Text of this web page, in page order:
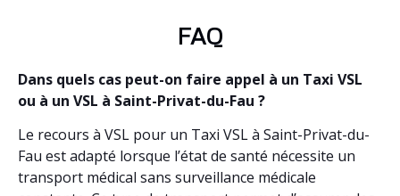
FAQ
Dans quels cas peut-on faire appel à un Taxi VSL
ou à un VSL à Saint-Privat-du-Fau ?
Le recours à VSL pour un Taxi VSL à Saint-Privat-du-
Fau est adapté lorsque l’état de santé nécessite un
transport médical sans surveillance médicale